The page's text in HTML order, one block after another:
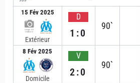
15 Fév 2025
Extérieur
D
1:0
90`
8 Fév 2025
Domicile
V
2:0
90`